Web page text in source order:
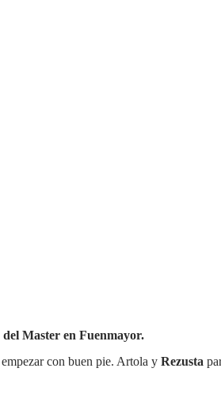
Master en Fuenmayor.
con buen pie. Artola y Rezusta